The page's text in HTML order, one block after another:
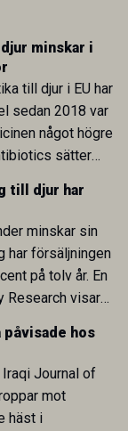
minskar i
till djur i EU har
sedan 2018 var
något högre
sätter
sida vid
One Health-
till djur har
minskar sin
har försäljningen
på tolv år. En
Research visar
som
hos
Journal of
mot
häst i